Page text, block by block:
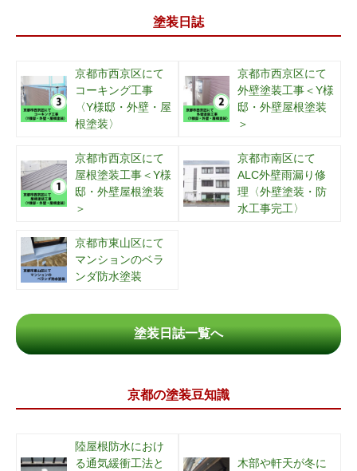
塗装日誌
京都市西京区にて
コーキング工事
〈Y様邸・外壁・屋
根塗装〉
京都市西京区にて
外壁塗装工事＜Y様
邸・外壁屋根塗装
＞
京都市西京区にて
屋根塗装工事＜Y様
邸・外壁屋根塗装
＞
京都市南区にて
ALC外壁雨漏り修
理〈外壁塗装・防
水工事完工〉
京都市東山区にて
マンションのベラ
ンダ防水塗装
塗装日誌一覧へ
京都の塗装豆知識
陸屋根防水におけ
る通気緩衝工法と
木部や軒天が冬に